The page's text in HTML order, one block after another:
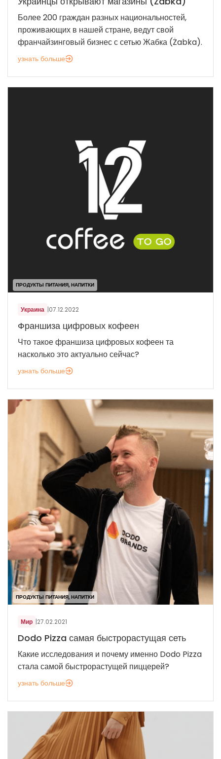
Более 200 граждан разных национальностей,
проживающих в нашей стране, ведут свой
франчайзинговый бизнес с сетью Жабка (Żabka).
узнать больше
ПРОДУКТЫ ПИТАНИЯ, НАПИТКИ
Украина |07.12.2022
Франшиза цифровых кофеен
Что такое франшиза цифровых кофеен та
насколько это актуально сейчас?
узнать больше
ПРОДУКТЫ ПИТАНИЯ, НАПИТКИ
Мир |27.02.2021
Dodo Pizza самая быстрорастущая сеть
Какие исследования и почему именно Dodo Pizza
стала самой быстрорастущей пиццерей?
узнать больше